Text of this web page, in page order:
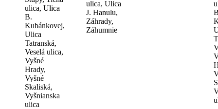
ulica, Ulica
B.
Kubánkovej,
Ulica
Tatranská,
Veselá ulica,
Vyšné
Hrady,
Vyšné
Skaliská,
Vyšnianska
ulica
ulica, Ulica
J. Hanulu,
Záhrady,
Záhumnie